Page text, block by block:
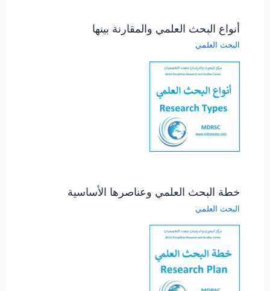
أنواع البحث العلمي والمقارنة بينها
البحث العلمي
خطة البحث العلمي وعناصرها الأساسية
البحث العلمي